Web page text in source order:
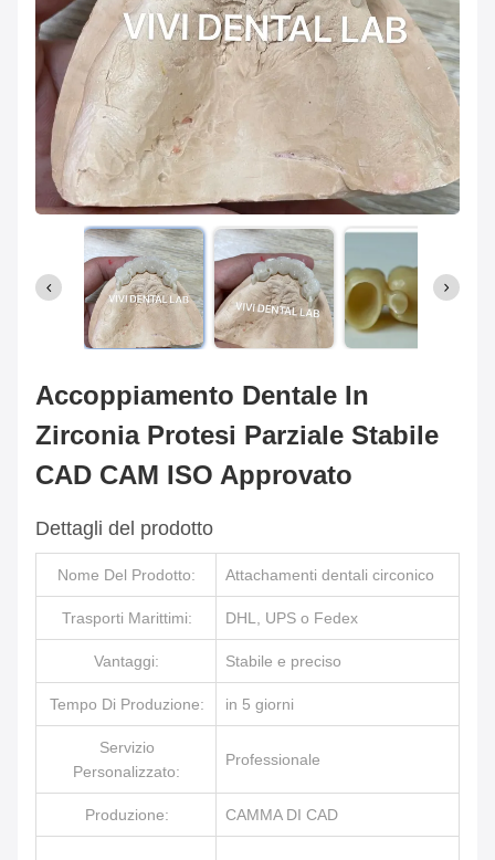
Accoppiamento Dentale In
Zirconia Protesi Parziale Stabile
CAD CAM ISO Approvato
Dettagli del prodotto
Nome Del Prodotto: Attachamenti dentali circonico
Trasporti Marittimi: DHL, UPS o Fedex
Vantaggi: Stabile e preciso
Tempo Di Produzione: in 5 giorni
Servizio
Personalizzato:
Professionale
Produzione: CAMMA DI CAD